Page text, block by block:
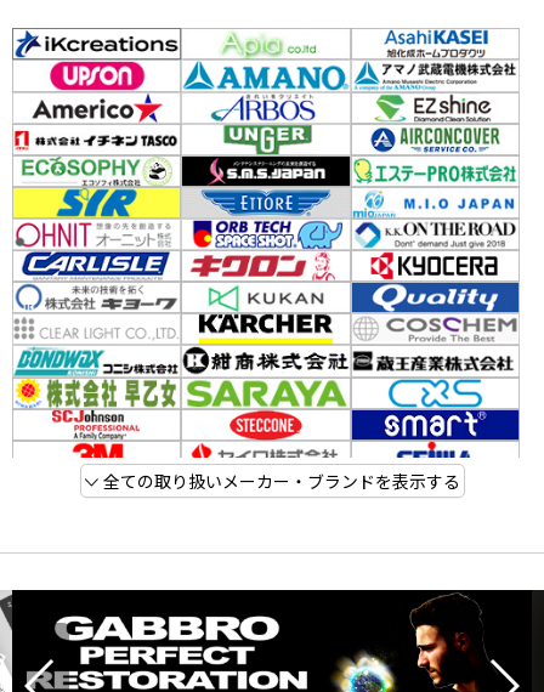
全ての取り扱いメーカー・ブランドを表示する